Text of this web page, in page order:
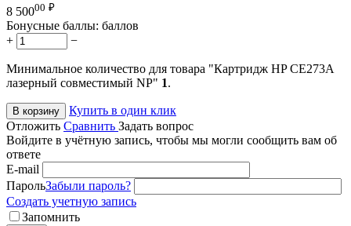
8 50000 ₽
Бонусные баллы: баллов
+
−
Минимальное количество для товара "Картридж HP CE273A
лазерный совместимый NP" 1.
В корзину
Купить в один клик
Отложить Сравнить Задать вопрос
Войдите в учётную запись, чтобы мы могли сообщить вам об
ответе
E-mail
ПарольЗабыли пароль?
Создать учетную запись
Запомнить